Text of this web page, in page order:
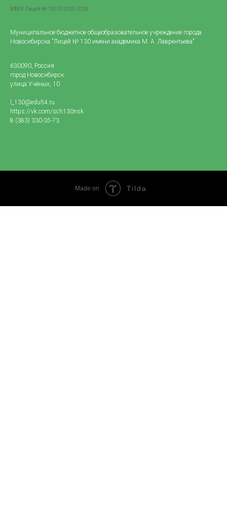
МБОУ Лицей № 130 © 2020-2026
Муниципальное бюджетное общеобразовательное учреждение города
Новосибирска "Лицей № 130 имени академика М. А. Лаврентьева"
630090, Россия
город Новосибирск
улица Учёных, 10
l_130@edu54.ru
https://vk.com/sch130nsk
8 (383) 330-35-73
Made on Tilda